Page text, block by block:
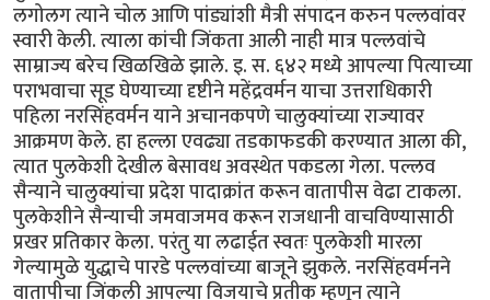
लगोलग त्याने चोल आणि पांड्यांशी मैत्री संपादन करुन पल्लवांवर
स्वारी केली. त्याला कांची जिंकता आली नाही मात्र पल्लवांचे
साम्राज्य बरेच खिळखिळे झाले. इ. स. ६४२ मध्ये आपल्या पित्याच्या
पराभवाचा सूड घेण्याच्या दृष्टीने महेंद्रवर्मन याचा उत्तराधिकारी
पहिला नरसिंहवर्मन याने अचानकपणे चालुक्यांच्या राज्यावर
आक्रमण केले. हा हल्ला एवढ्या तडकाफडकी करण्यात आला की,
त्यात पुलकेशी देखील बेसावध अवस्थेत पकडला गेला. पल्लव
सैन्याने चालुक्यांचा प्रदेश पादाक्रांत करून वातापीस वेढा टाकला.
पुलकेशीने सैन्याची जमवाजमव करून राजधानी वाचविण्यासाठी
प्रखर प्रतिकार केला. परंतु या लढाईत स्वतः पुलकेशी मारला
गेल्यामुळे युद्धाचे पारडे पल्लवांच्या बाजूने झुकले. नरसिंहवर्मनने
वातापीचा जिंकली आपल्या विजयाचे प्रतीक म्हणून त्याने